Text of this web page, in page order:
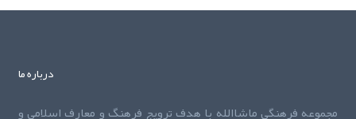
درباره ما
مجموعه فرهنگي ماشاالله با هدف ترويج فرهنگ و معارف اسلامي و